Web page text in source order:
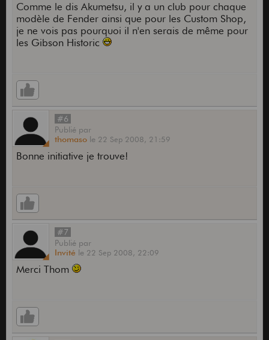
Comme le dis Akumetsu, il y a un club pour chaque
modèle de Fender ainsi que pour les Custom Shop,
je ne vois pas pourquoi il n'en serais de même pour
les Gibson Historic
#6
Publié par
thomaso le 22 Sep 2008, 21:59
Bonne initiative je trouve!
#7
Publié par
Invité le 22 Sep 2008, 22:09
Merci Thom